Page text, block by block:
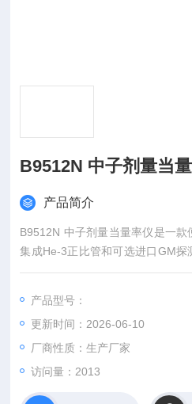
B9512N 中子剂量当
产品简介
B9512N 中子剂量当量率仪是一
集成He-3正比管和可选进口GM探
搜寻检测及报警功能。
产品型号：
更新时间：2026-06-10
厂商性质：生产厂家
访问量：2013